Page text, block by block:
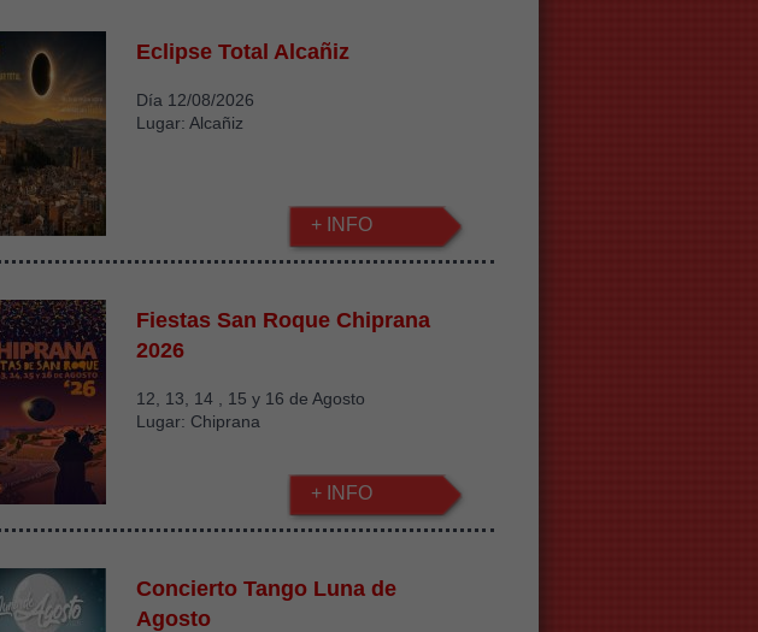
Eclipse Total Alcañiz
Día 12/08/2026
Lugar: Alcañiz
+ INFO
Fiestas San Roque Chiprana
2026
12, 13, 14 , 15 y 16 de Agosto
Lugar: Chiprana
+ INFO
Concierto Tango Luna de
Agosto